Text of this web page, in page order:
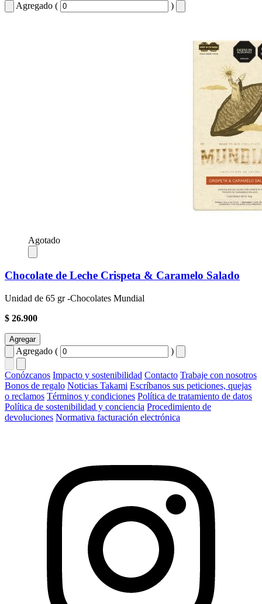
Agregado ( )
Agotado
Chocolate de Leche Crispeta & Caramelo Salado
Unidad de 65 gr -Chocolates Mundial
$ 26.900
Agregar
Agregado ( )
Conózcanos Impacto y sostenibilidad Contacto Trabaje con nosotros
Bonos de regalo Noticias Takami Escríbanos sus peticiones, quejas
o reclamos Términos y condiciones Política de tratamiento de datos
Política de sostenibilidad y conciencia Procedimiento de
devoluciones Normativa facturación electrónica